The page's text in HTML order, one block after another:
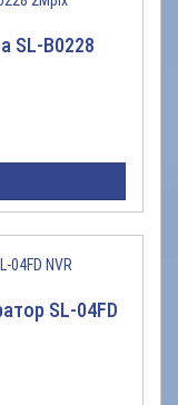
SL-B0228
SL-04FD